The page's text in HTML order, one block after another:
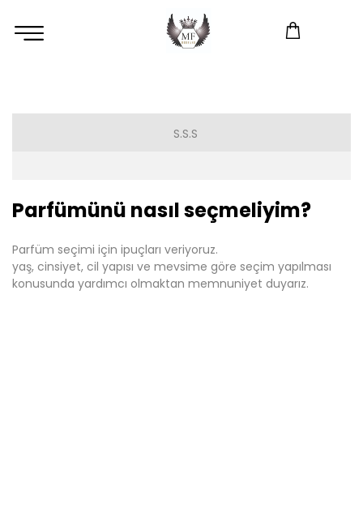
S.S.S
Genel
Parfümünü nasıl seçmeliyim?
Parfüm seçimi için ipuçları veriyoruz.
yaş, cinsiyet, cil yapısı ve mevsime göre seçim yapılması
konusunda yardımcı olmaktan memnuniyet duyarız.